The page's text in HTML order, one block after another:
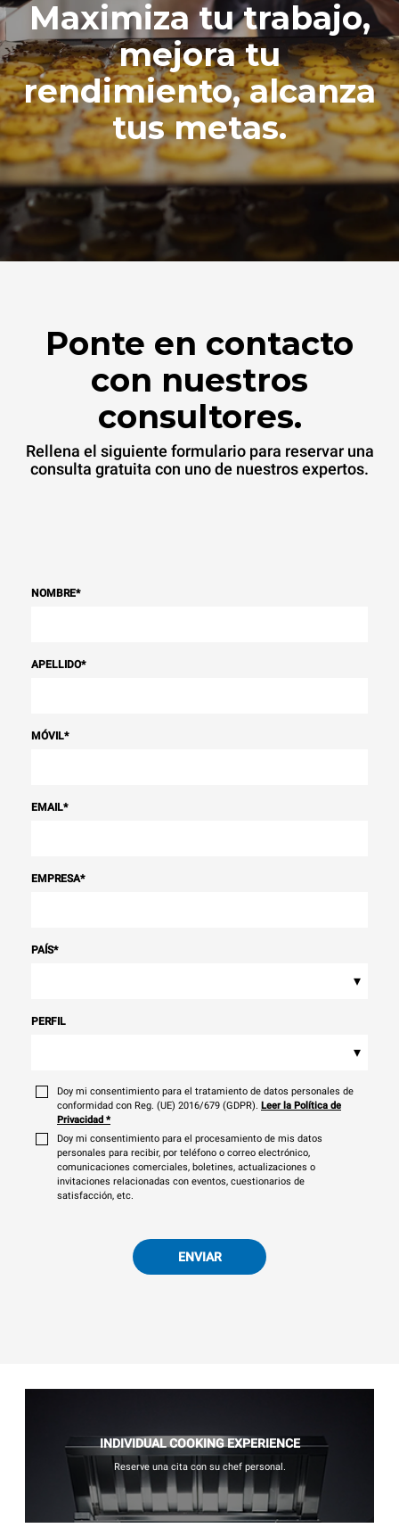
Maximiza tu trabajo,
mejora tu
rendimiento, alcanza
tus metas.
Ponte en contacto
con nuestros
consultores.
Rellena el siguiente formulario para reservar una
consulta gratuita con uno de nuestros expertos.
NOMBRE*
APELLIDO*
MÓVIL*
EMAIL*
EMPRESA*
PAÍS*
▾
PERFIL
▾
Doy mi consentimiento para el tratamiento de datos personales de
conformidad con Reg. (UE) 2016/679 (GDPR). Leer la Política de
Privacidad *
Doy mi consentimiento para el procesamiento de mis datos
personales para recibir, por teléfono o correo electrónico,
comunicaciones comerciales, boletines, actualizaciones o
invitaciones relacionadas con eventos, cuestionarios de
satisfacción, etc.
ENVIAR
INDIVIDUAL COOKING EXPERIENCE
Reserve una cita con su chef personal.